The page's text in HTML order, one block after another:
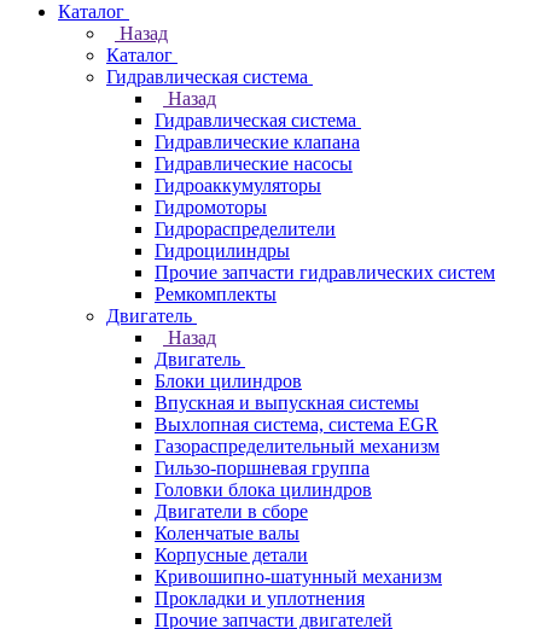
Каталог
Назад
Каталог
Гидравлическая система
Назад
Гидравлическая система
Гидравлические клапана
Гидравлические насосы
Гидроаккумуляторы
Гидромоторы
Гидрораспределители
Гидроцилиндры
Прочие запчасти гидравлических систем
Ремкомплекты
Двигатель
Назад
Двигатель
Блоки цилиндров
Впускная и выпускная системы
Выхлопная система, система EGR
Газораспределительный механизм
Гильзо-поршневая группа
Головки блока цилиндров
Двигатели в сборе
Коленчатые валы
Корпусные детали
Кривошипно-шатунный механизм
Прокладки и уплотнения
Прочие запчасти двигателей